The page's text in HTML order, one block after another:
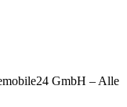
GmbH – Alle